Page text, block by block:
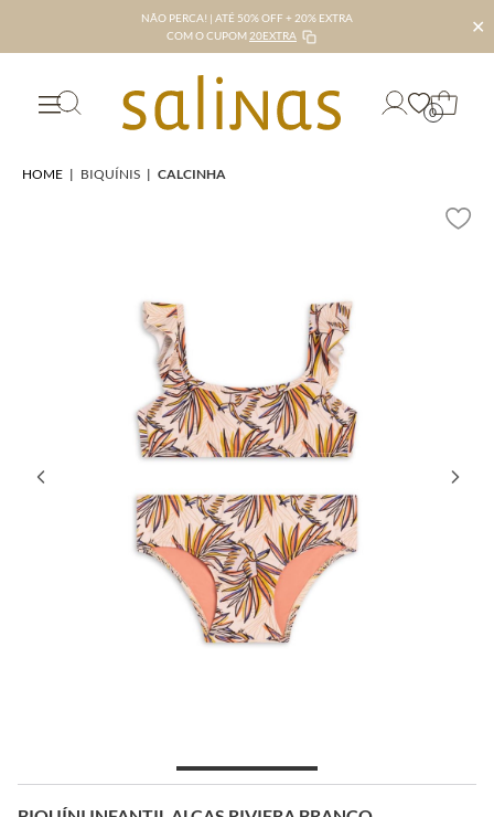
NÃO PERCA! | ATÉ 50% OFF + 20% EXTRA
COM O CUPOM 20EXTRA ✕
0
HOME | BIQUÍNIS | CALCINHA